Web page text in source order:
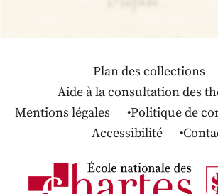
Plan des collections
Aide à la consultation des
Mentions légales
Politique de
Accessibilité